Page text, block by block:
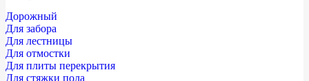
Дорожный
Для забора
Для лестницы
Для отмостки
Для плиты перекрытия
Для стяжки пола